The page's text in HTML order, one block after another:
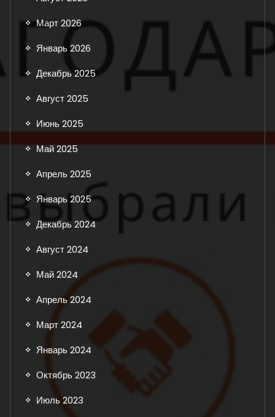
Март 2026
Январь 2026
Декабрь 2025
Август 2025
Июнь 2025
Май 2025
Апрель 2025
Январь 2025
Декабрь 2024
Август 2024
Май 2024
Апрель 2024
Март 2024
Январь 2024
Октябрь 2023
Июль 2023